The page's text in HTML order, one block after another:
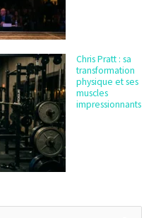
Chris Pratt : sa
transformation
physique et ses
muscles
impressionnants